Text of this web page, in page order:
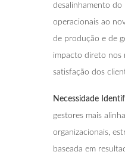
desalinhamento do
operacionais ao
de produção e de
impacto direto nos
satisfação dos
Necessidade
gestores mais
organizacionais,
baseada em